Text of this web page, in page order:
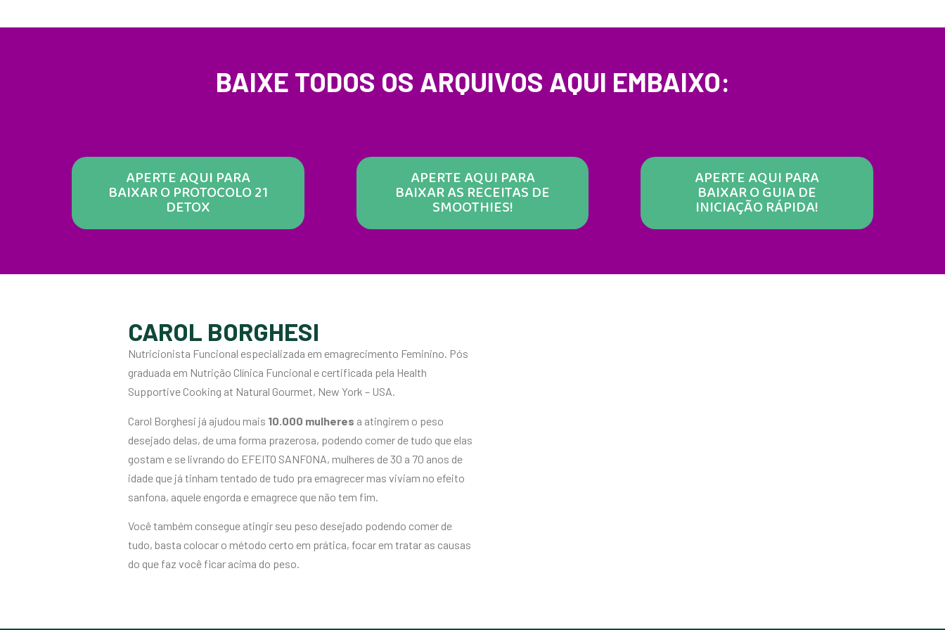
BAIXE TODOS OS ARQUIVOS AQUI EMBAIXO:
APERTE AQUI PARA
BAIXAR O PROTOCOLO 21
DETOX
APERTE AQUI PARA
BAIXAR AS RECEITAS DE
SMOOTHIES!
APERTE AQUI PARA
BAIXAR O GUIA DE
INICIAÇÃO RÁPIDA!
CAROL BORGHESI
Nutricionista Funcional especializada em emagrecimento Feminino. Pós
graduada em Nutrição Clínica Funcional e certificada pela Health
Supportive Cooking at Natural Gourmet, New York – USA.
Carol Borghesi já ajudou mais 10.000 mulheres a atingirem o peso
desejado delas, de uma forma prazerosa, podendo comer de tudo que elas
gostam e se livrando do EFEITO SANFONA, mulheres de 30 a 70 anos de
idade que já tinham tentado de tudo pra emagrecer mas viviam no efeito
sanfona, aquele engorda e emagrece que não tem fim.
Você também consegue atingir seu peso desejado podendo comer de
tudo, basta colocar o método certo em prática, focar em tratar as causas
do que faz você ficar acima do peso.